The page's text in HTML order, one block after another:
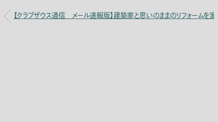
【クラブザウス通信 メール速報版】建築家と思いのままのリフォームを実